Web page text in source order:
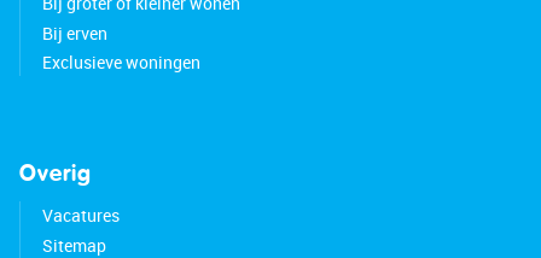
Bij erven
Exclusieve woningen
Overig
Vacatures
Sitemap